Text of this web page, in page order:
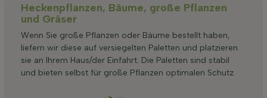
Heckenpflanzen, Bäume, große Pflanzen
und Gräser
Wenn Sie große Pflanzen oder Bäume bestellt haben,
liefern wir diese auf versiegelten Paletten und platzieren
sie an Ihrem Haus/der Einfahrt. Die Paletten sind stabil
und bieten selbst für große Pflanzen optimalen Schutz.